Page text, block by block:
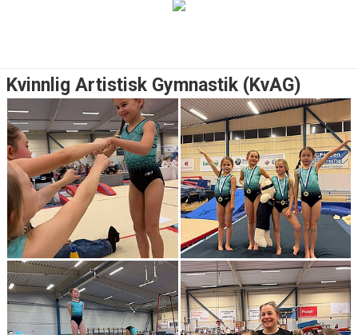
DOMARE
DOKUMENT
KONTAKT
Kvinnlig Artistisk Gymnastik (KvAG)